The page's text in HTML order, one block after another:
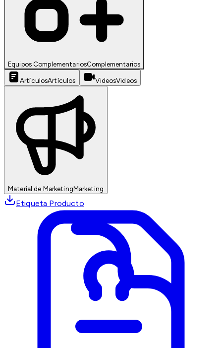
Equipos ComplementariosComplementarios
ArtículosArtículos VideosVideos
Material de MarketingMarketing
Etiqueta Producto